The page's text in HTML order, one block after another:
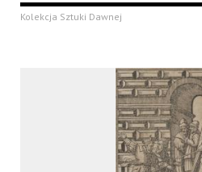
Kolekcja Sztuki Dawnej